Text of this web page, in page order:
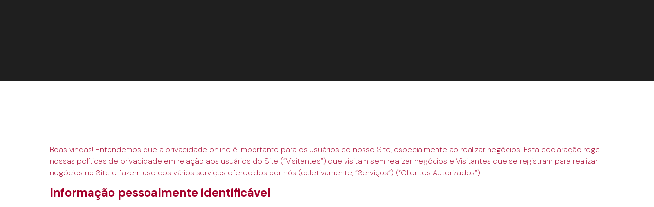
Boas vindas! Entendemos que a privacidade online é importante para os usuários do nosso Site, especialmente ao realizar negócios. Esta declaração rege
nossas políticas de privacidade em relação aos usuários do Site (“Visitantes”) que visitam sem realizar negócios e Visitantes que se registram para realizar
negócios no Site e fazem uso dos vários serviços oferecidos por nós (coletivamente, “Serviços”) (“Clientes Autorizados”).
Informação pessoalmente identificável